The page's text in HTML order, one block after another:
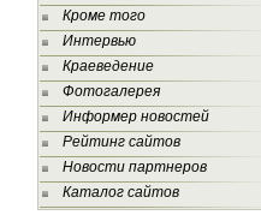
Кроме того
Интервью
Краеведение
Фотогалерея
Информер новостей
Рейтинг сайтов
Новости партнеров
Каталог сайтов